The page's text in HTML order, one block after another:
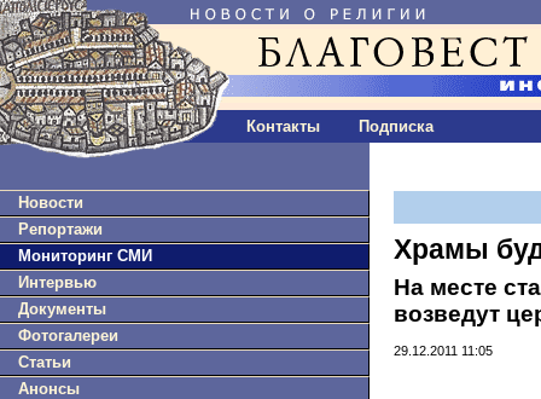
Контакты Подписка
Новости
Репортажи
Мониторинг СМИ
Интервью
Документы
Фотогалереи
Статьи
Анонсы
Храмы
На месте
возведут
29.12.2011 11:05